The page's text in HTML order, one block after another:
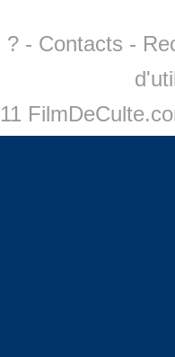
? - Contacts -